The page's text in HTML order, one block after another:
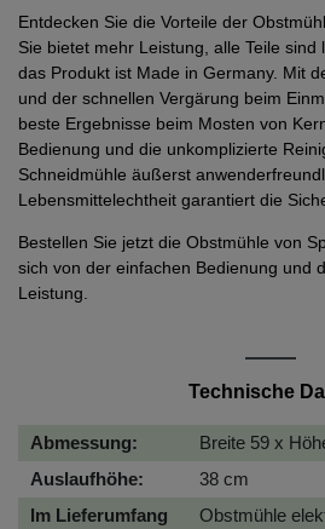
Entdecken Sie die Vorteile der
Sie bietet mehr Leistung, alle Teile sind
das Produkt ist Made in Germany. Mit
und der schnellen Vergärung beim
beste Ergebnisse beim Mosten von
Bedienung und die unkomplizierte
Schneidmühle äußerst
Lebensmittelechtheit garantiert die
Bestellen Sie jetzt die Obstmühle von
sich von der einfachen Bedienung und
Leistung.
Technische
Abmessung:
Breite 59 x
Auslaufhöhe:
38 cm
Im Lieferumfang
Obstmühle